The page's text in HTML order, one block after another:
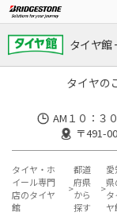
タイヤ館
タイヤの
AM１０：３
〒491-
タイヤ・ホ
イール専門
店のタイヤ
館
都道
府県
から
探す
愛
県
タ
ヤ